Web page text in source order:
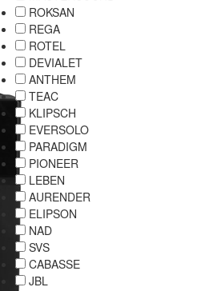
ROKSAN
REGA
ROTEL
DEVIALET
ANTHEM
TEAC
KLIPSCH
EVERSOLO
PARADIGM
PIONEER
LEBEN
AURENDER
ELIPSON
NAD
SVS
CABASSE
JBL